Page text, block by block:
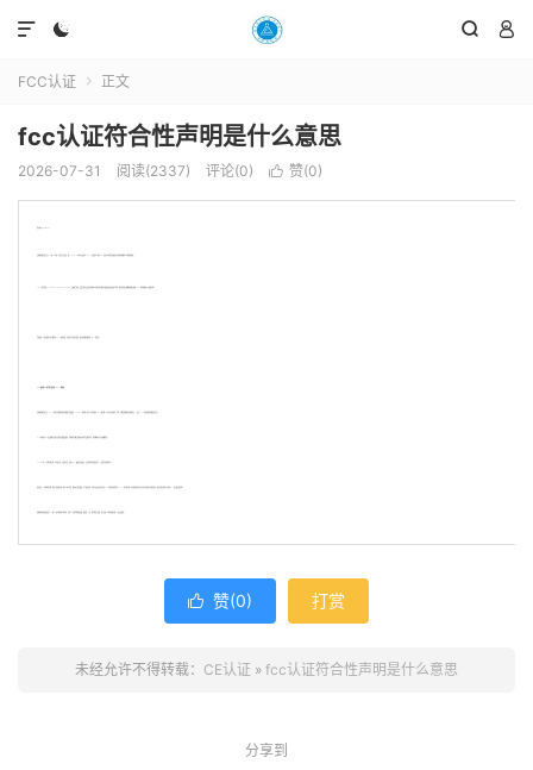
  

FCC认证  正文
fcc认证符合性声明是什么意思
2026-07-31 阅读(2337) 评论(0)  赞(0)
 赞(0) 打赏
未经允许不得转载： CE认证 » fcc认证符合性声明是什么意思
分享到